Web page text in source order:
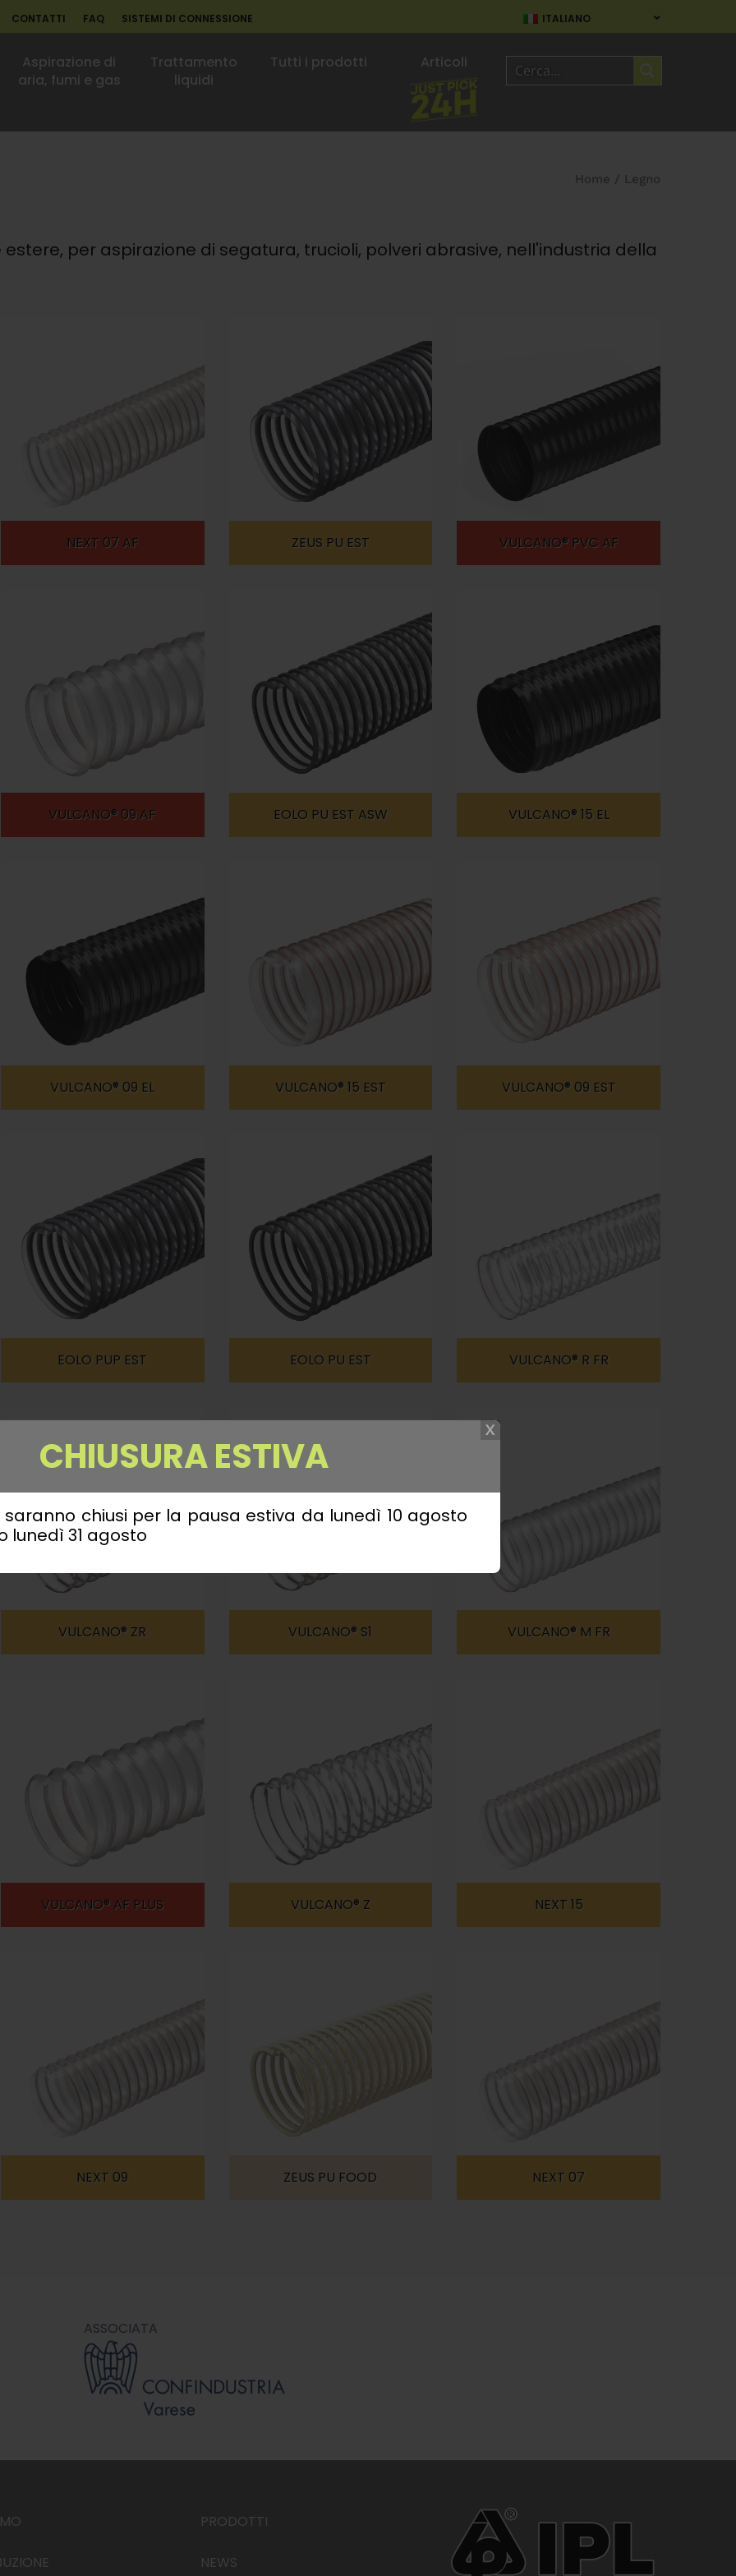
CHIUSURA ESTIVA
saranno chiusi per la pausa estiva da lunedì 10 agosto
lunedì 31 agosto
ITALIANO
CONTATTI FAQ SISTEMI DI CONNESSIONE
Aspirazione di
aria, fumi e gas
Trattamento
liquidi
Tutti i prodotti Articoli
Home / Legno
estere, per aspirazione di segatura, trucioli, polveri abrasive, nell'industria della
NEXT 07 AF ZEUS PU EST VULCANO® PVC AF
VULCANO® 09 AF EOLO PU EST ASW VULCANO® 15 EL
VULCANO® 09 EL VULCANO® 15 EST VULCANO® 09 EST
EOLO PUP EST EOLO PU EST VULCANO® R FR
VULCANO® ZR VULCANO® S1 VULCANO® M FR
VULCANO® AF PLUS VULCANO® Z NEXT 15
NEXT 09 ZEUS PU FOOD NEXT 07
ASSOCIATA
PRODOTTI
NEWS